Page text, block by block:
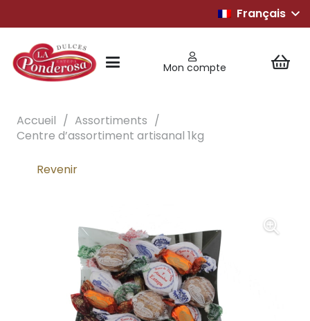
Français
Mon compte
Accueil / Assortiments /
Centre d’assortiment artisanal 1kg
Revenir